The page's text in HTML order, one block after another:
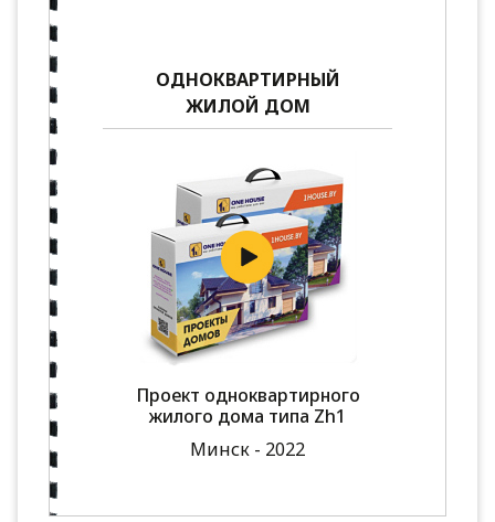
ОДНОКВАРТИРНЫЙ
ЖИЛОЙ ДОМ
Проект одноквартирного
жилого дома типа Zh1
Минск - 2022